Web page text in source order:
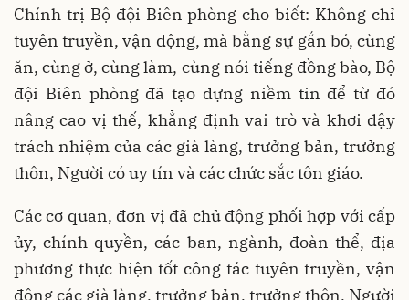
Chính trị Bộ đội Biên phòng cho biết: Không chỉ
tuyên truyền, vận động, mà bằng sự gắn bó, cùng
ăn, cùng ở, cùng làm, cùng nói tiếng đồng bào, Bộ
đội Biên phòng đã tạo dựng niềm tin để từ đó
nâng cao vị thế, khẳng định vai trò và khơi dậy
trách nhiệm của các già làng, trưởng bản, trưởng
thôn, Người có uy tín và các chức sắc tôn giáo.
Các cơ quan, đơn vị đã chủ động phối hợp với cấp
ủy, chính quyền, các ban, ngành, đoàn thể, địa
phương thực hiện tốt công tác tuyên truyền, vận
động các già làng, trưởng bản, trưởng thôn, Người